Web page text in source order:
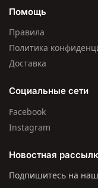
Помощь
Правила
Политика
Доставка
Социальные сети
Facebook
Instagram
Новостная
Подпишитесь на